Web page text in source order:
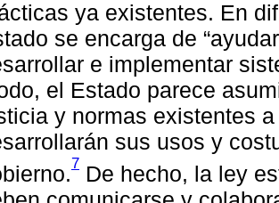
ya existentes. En
se encarga de
e implementar
el Estado parece
y normas existentes
sus usos y
7 De hecho, la ley